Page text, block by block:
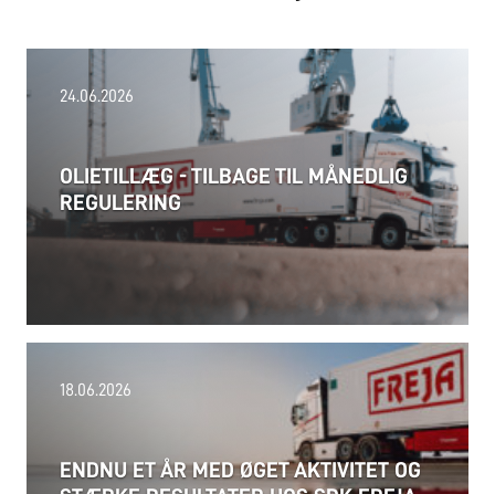
24.06.2026
OLIETILLÆG - TILBAGE TIL MÅNEDLIG
REGULERING
18.06.2026
ENDNU ET ÅR MED ØGET AKTIVITET OG